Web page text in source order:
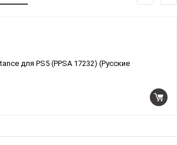
для PS5 (PPSA 17232) (Русские